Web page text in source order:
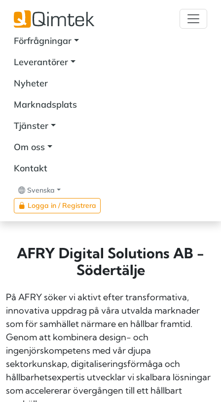
Förfrågningar
Leverantörer
Nyheter
Marknadsplats
Tjänster
Om oss
Kontakt
Svenska
Logga in / Registrera
AFRY Digital Solutions AB -
Södertälje
På AFRY söker vi aktivt efter transformativa,
innovativa uppdrag på våra utvalda marknader
som för samhället närmare en hållbar framtid.
Genom att kombinera design- och
ingenjörskompetens med vår djupa
sektorkunskap, digitaliseringsförmåga och
hållbarhetsexpertis utvecklar vi skalbara lösningar
som accelererar övergången till ett hållbart